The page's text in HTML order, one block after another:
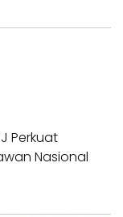
Perkuat
Nasional